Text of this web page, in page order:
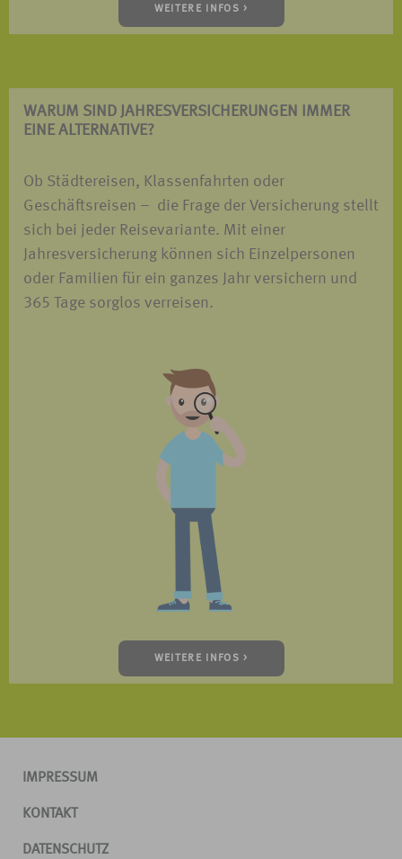
WEITERE INFOS >
WARUM SIND JAHRES­VERSICHERUNGEN IMMER
EINE ALTERNATIVE?
Ob Städtereisen, Klassenfahrten oder
Geschäftsreisen – die Frage der Versicherung stellt
sich bei jeder Reisevariante. Mit einer
Jahresversicherung können sich Einzelpersonen
oder Familien für ein ganzes Jahr versichern und
365 Tage sorglos verreisen.
WEITERE INFOS >
IMPRESSUM
KONTAKT
DATENSCHUTZ